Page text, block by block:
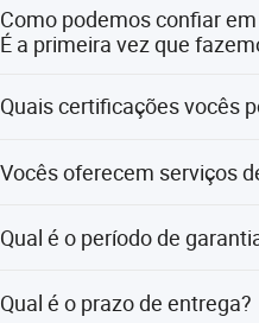
produz 2.000 máquinas por
Como podemos confiar
É a primeira vez que
profissional. Colaboramos
todo o mundo. Sejam bem-
podem visitar nossa fábrica a
Quais certificações vocês
Vocês oferecem serviços
Qual é o período de
período, desde que não seja
Qual é o prazo de entrega?